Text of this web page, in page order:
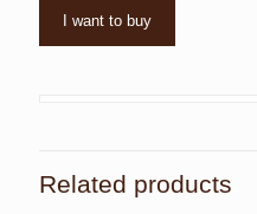
I want to buy
Related products